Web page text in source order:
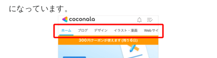
になっています。